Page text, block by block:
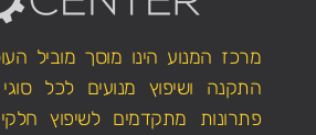
מרכז המנוע הינו מוסך מוביל
התקנה ושיפוץ מנועים לכל
פתרונות מתקדמים לשיפוץ